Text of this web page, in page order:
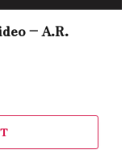
– A.R.